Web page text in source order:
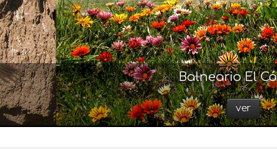
Balneario El
ver